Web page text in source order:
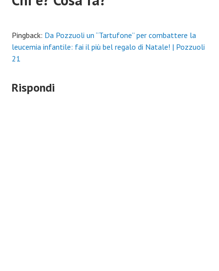
Pingback: Da Pozzuoli un “Tartufone” per combattere la
leucemia infantile: fai il più bel regalo di Natale! | Pozzuoli
21
Rispondi